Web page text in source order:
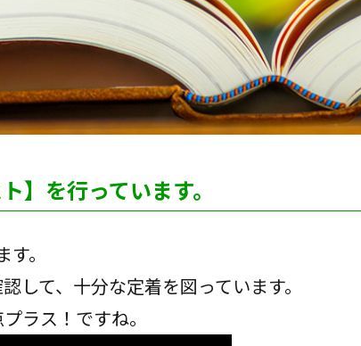
】を行っています。
。
して、十分な定着を図っています。
ラス！ですね。